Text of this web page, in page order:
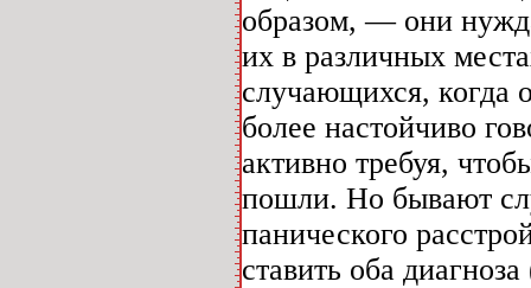
образом, — они
их в различных
случающихся, когда
более настойчиво
активно требуя,
пошли. Но бывают
панического
ставить оба